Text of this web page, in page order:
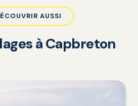
AUSSI
à Capbreton